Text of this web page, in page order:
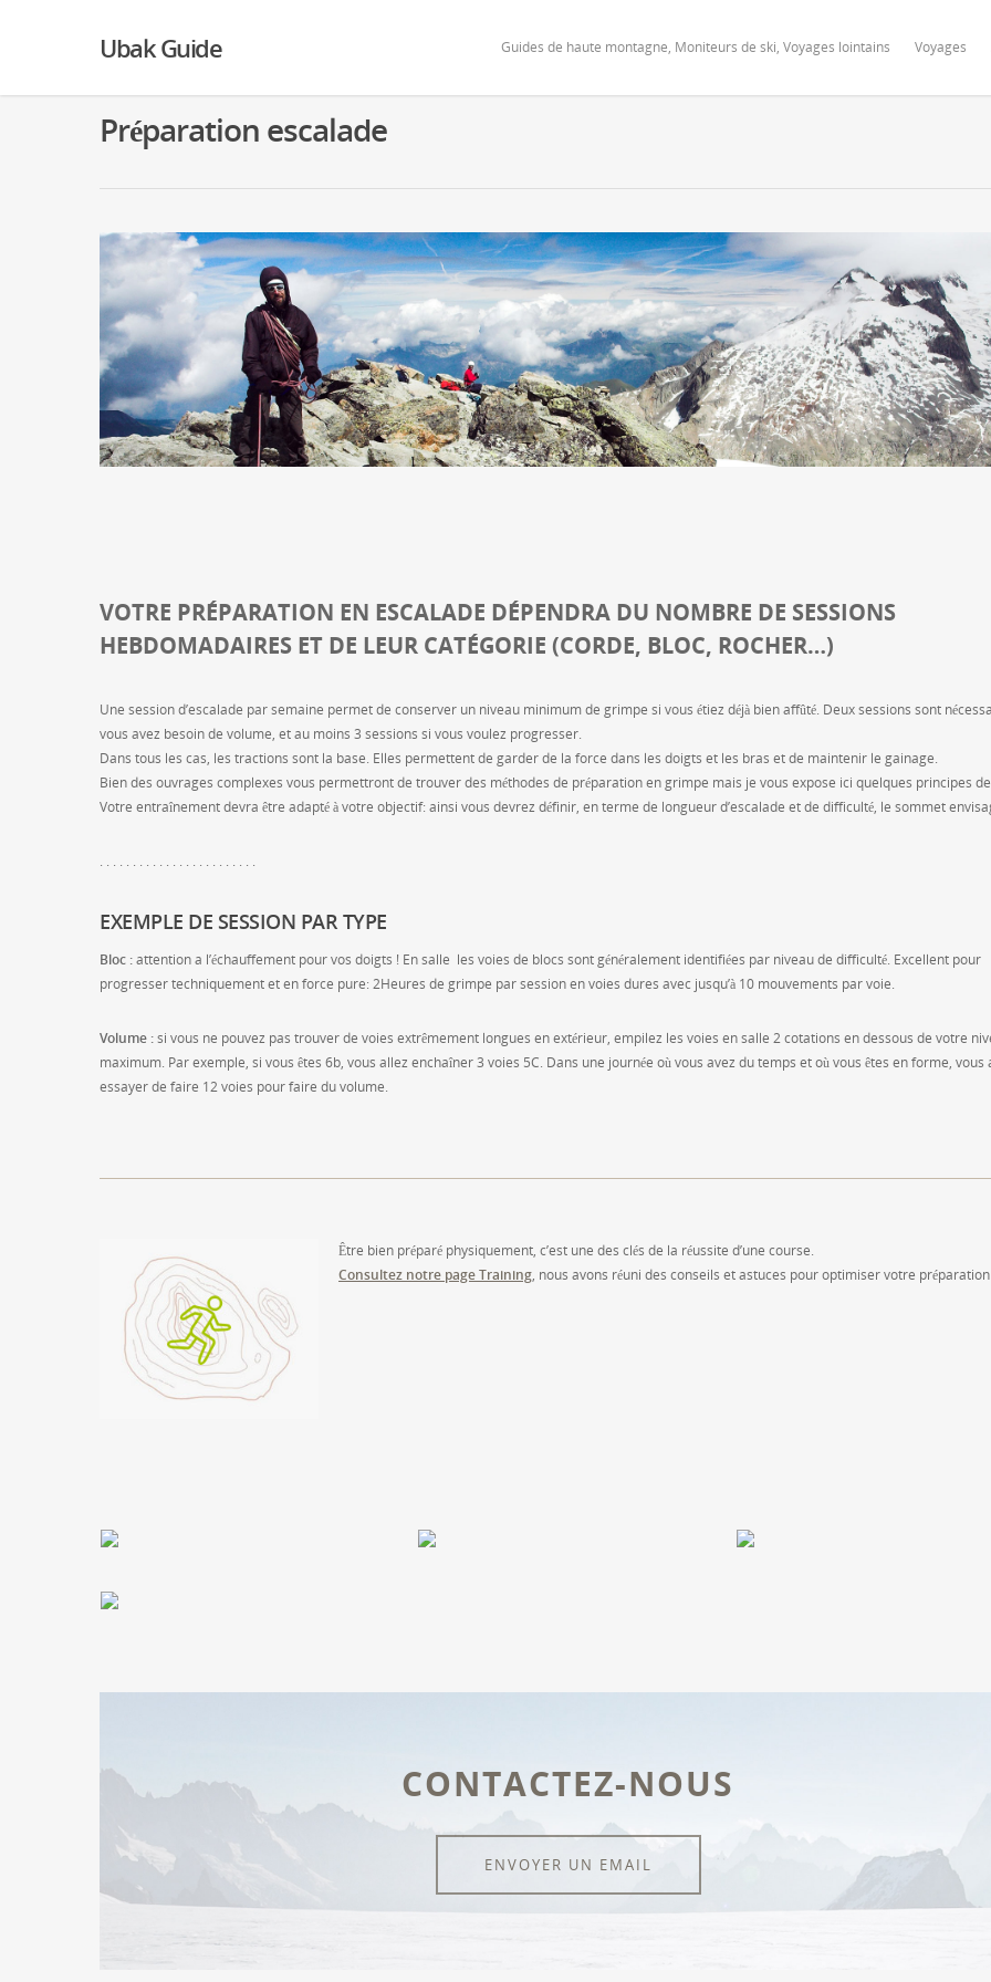
Ubak Guide Guides de haute montagne, Moniteurs de ski, Voyages lointains Voyages
Préparation escalade
VOTRE PRÉPARATION EN ESCALADE DÉPENDRA DU NOMBRE DE SESSIONS
HEBDOMADAIRES ET DE LEUR CATÉGORIE (CORDE, BLOC, ROCHER…)
Une session d’escalade par semaine permet de conserver un niveau minimum de grimpe si vous étiez déjà bien affûté. Deux sessions sont
vous avez besoin de volume, et au moins 3 sessions si vous voulez progresser.
Dans tous les cas, les tractions sont la base. Elles permettent de garder de la force dans les doigts et les bras et de maintenir le gainage.
Bien des ouvrages complexes vous permettront de trouver des méthodes de préparation en grimpe mais je vous expose ici quelques principes
Votre entraînement devra être adapté à votre objectif: ainsi vous devrez définir, en terme de longueur d’escalade et de difficulté, le sommet
. . . . . . . . . . . . . . . . . . . . . . . .
EXEMPLE DE SESSION PAR TYPE
Bloc :attention a l’échauffement pour vos doigts ! En salle les voies de blocs sont généralement identifiées par niveau de difficulté. Excellent pour
progresser techniquement et en force pure: 2Heures de grimpe par session en voies dures avec jusqu’à 10 mouvements par voie.
Volume :si vous ne pouvez pas trouver de voies extrêmement longues en extérieur, empilez les voies en salle 2 cotations en dessous de votre
maximum. Par exemple, si vous êtes 6b, vous allez enchaîner 3 voies 5C. Dans une journée où vous avez du temps et où vous êtes en forme, vous
essayer de faire 12 voies pour faire du volume.
Être bien préparé physiquement, c’est une des clés de la réussite d’une course.
Consultez notre page Training, nous avons réuni des conseils et astuces pour optimiser votre préparation
CONTACTEZ-NOUS
ENVOYER UN EMAIL